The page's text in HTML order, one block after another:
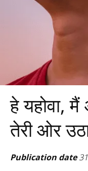
हे यहोवा,
तेरी ओर
Publication date31